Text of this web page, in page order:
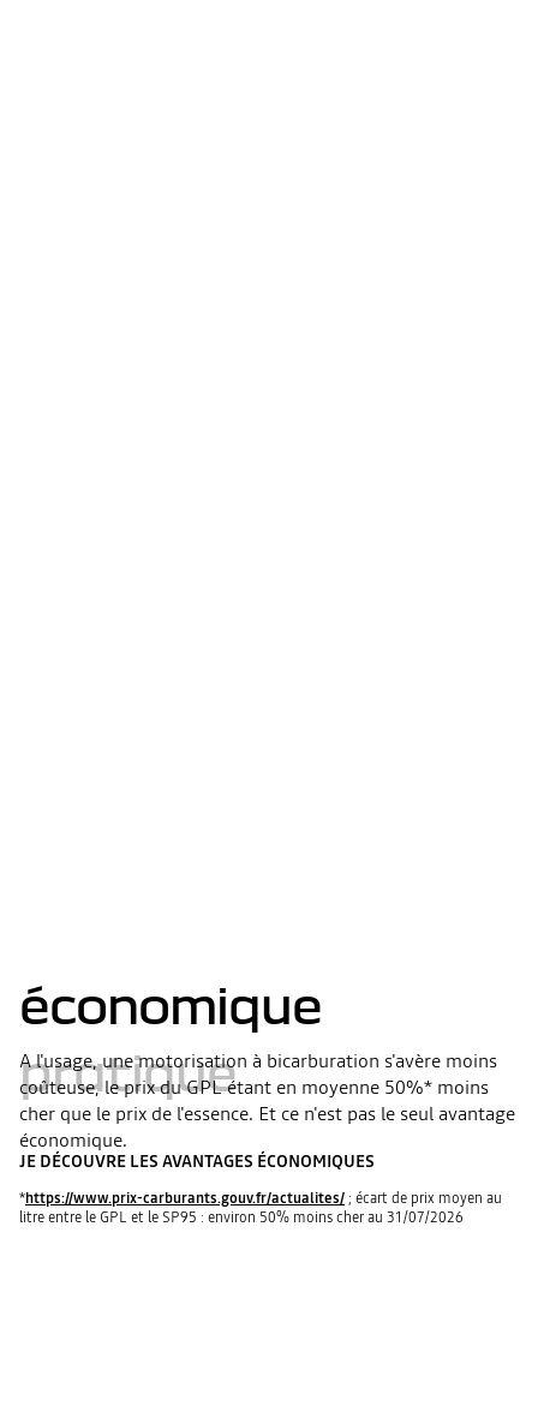
économique
A l'usage, une motorisation à bicarburation s'avère moins
coûteuse, le prix du GPL étant en moyenne 50%* moins
cher que le prix de l'essence. Et ce n'est pas le seul avantage
économique.
JE DÉCOUVRE LES AVANTAGES ÉCONOMIQUES
*https://www.prix-carburants.gouv.fr/actualites/ ; écart de prix moyen au
litre entre le GPL et le SP95 : environ 50% moins cher au 31/07/2026
pratique